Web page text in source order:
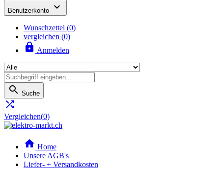
Benutzerkonto 
Wunschzettel (0)
vergleichen (0)
 Anmelden
 Suche

Vergleichen(0)
 Home
Unsere AGB's
Liefer- + Versandkosten